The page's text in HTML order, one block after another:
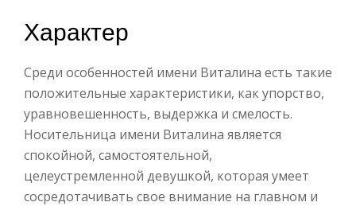
Характер
Среди особенностей имени Виталина есть такие
положительные характеристики, как упорство,
уравновешенность, выдержка и смелость.
Носительница имени Виталина является
спокойной, самостоятельной,
целеустремленной девушкой, которая умеет
сосредотачивать свое внимание на главном и